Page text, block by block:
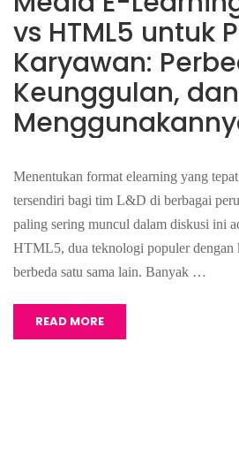
vs HTML5 untuk
Karyawan:
Keunggulan,
Menentukan format elearning yang
tersendiri bagi tim L&D di berbagai
paling sering muncul dalam diskusi ini
HTML5, dua teknologi populer dengan
berbeda satu sama lain. Banyak …
READ MORE